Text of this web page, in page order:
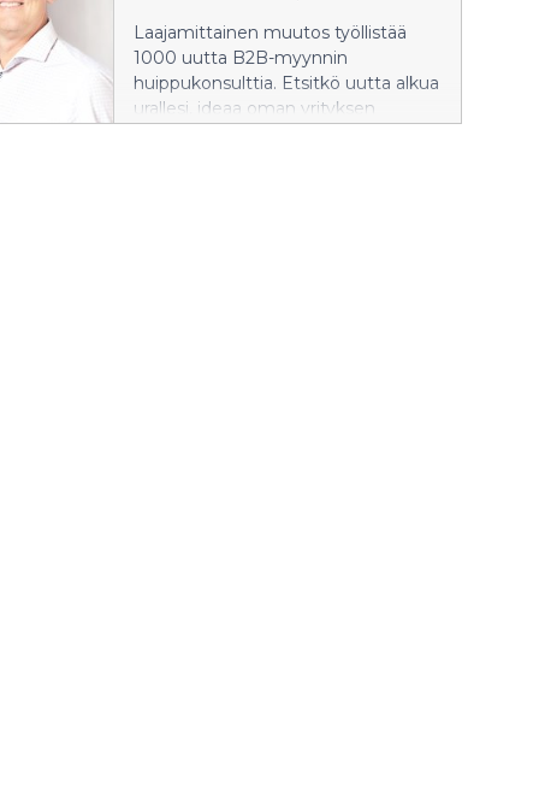
tehostamisessa, mutta miksi Lean-
oppeja ei ole juurikaan sovellettu
tarjousten voittoprosentin
parantamiseen? UltraLeanBusiness
Laajamittainen muutos työllistää
1000 uutta B2B-myynnin
huippukonsulttia. Etsitkö uutta alkua
urallesi, ideaa oman yrityksen